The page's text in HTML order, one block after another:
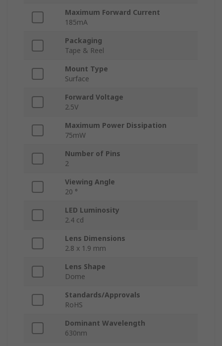
Maximum Forward Current
185mA
Packaging
Tape & Reel
Mount Type
Surface
Forward Voltage
2.5V
Maximum Power Dissipation
75mW
Number of Pins
2
Viewing Angle
20 °
LED Luminosity
2.4 cd
Lens Dimensions
2.8 x 1.9 mm
Lens Shape
Dome
Standards/Approvals
RoHS
Dominant Wavelength
630nm